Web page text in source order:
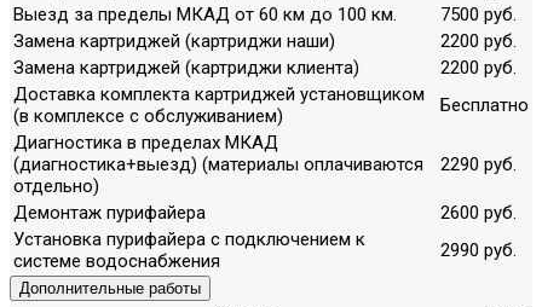
Выезд за пределы МКАД от 60 км до 100 км.
7500 руб.
Замена картриджей (картриджи наши)
2200 руб.
Замена картриджей (картриджи клиента)
2200 руб.
Доставка комплекта картриджей установщиком
(в комплексе с обслуживанием)
Бесплатно
Диагностика в пределах МКАД
(диагностика+выезд) (материалы оплачиваются
отдельно)
2290 руб.
Демонтаж пурифайера
2600 руб.
Установка пурифайера с подключением к
системе водоснабжения
2990 руб.
Дополнительные работы